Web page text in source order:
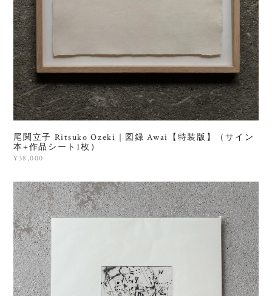
尾関立子 Ritsuko Ozeki｜図録 Awai【特装版】（サイン
本+作品シート1枚）
¥38,000